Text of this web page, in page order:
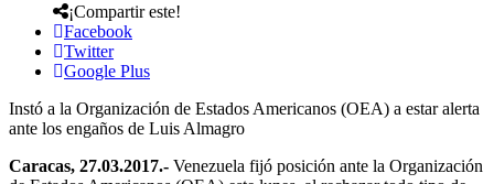
¡Compartir este!
Facebook
Twitter
Google Plus
Instó a la Organización de Estados Americanos (OEA) a estar alerta
ante los engaños de Luis Almagro
Caracas, 27.03.2017.- Venezuela fijó posición ante la Organización